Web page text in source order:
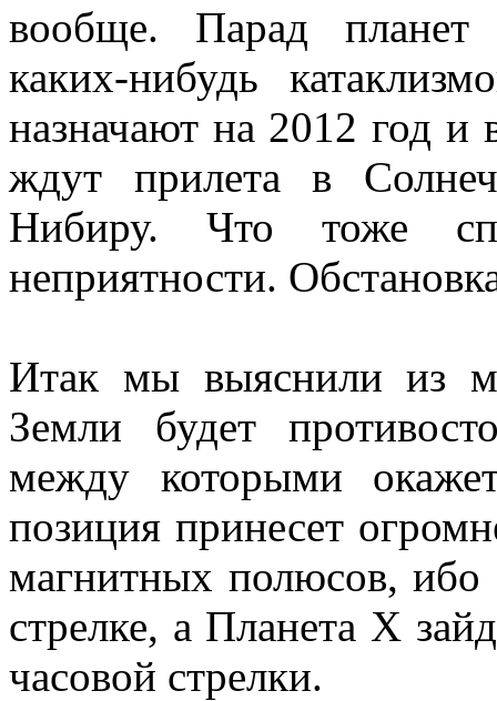
вообще. Парад планет
каких-нибудь
назначают на 2012 год и
ждут прилета в
Нибиру. Что тоже
неприятности.
Итак мы выяснили из
Земли будет
между которыми
позиция принесет
магнитных полюсов, ибо
стрелке, а Планета X
часовой стрелки.